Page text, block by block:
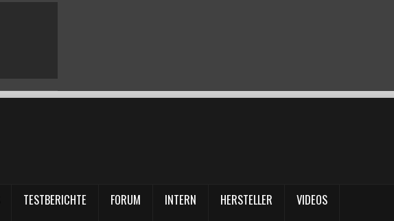
TESTBERICHTE FORUM INTERN HERSTELLER VIDEOS